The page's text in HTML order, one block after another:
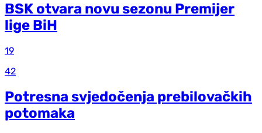
BSK otvara novu sezonu Premijer
lige BiH
19
42
Potresna svjedočenja prebilovačkih
potomaka